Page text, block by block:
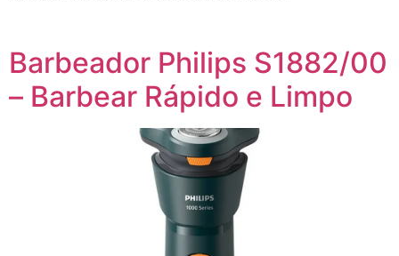
Barbeador Philips S1882/00
– Barbear Rápido e Limpo